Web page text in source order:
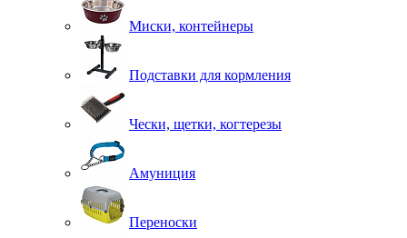
Миски, контейнеры
Подставки для кормления
Чески, щетки, когтерезы
Амуниция
Переноски